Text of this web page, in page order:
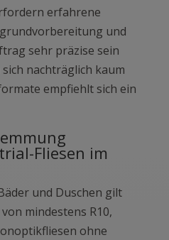
erfahrene
und
sehr präzise sein
nachträglich kaum
empfiehlt sich ein
Fliesen im
und Duschen gilt
mindestens R10,
ohne